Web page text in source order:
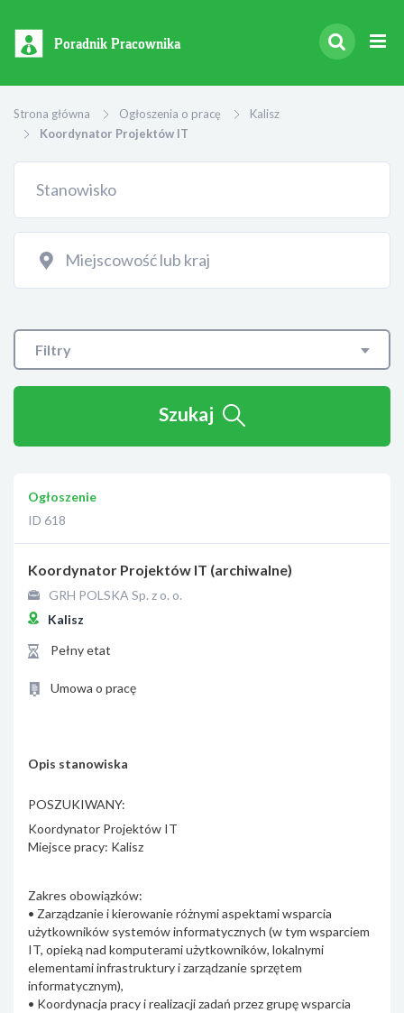
Poradnik Pracownika
Strona główna Ogłoszenia o pracę
Kalisz
Koordynator Projektów IT
Filtry
Szukaj
Ogłoszenie
ID 618
Koordynator Projektów IT (archiwalne)
GRH POLSKA Sp. z o. o.
Kalisz
Pełny etat
Umowa o pracę
Opis stanowiska
POSZUKIWANY:
Koordynator Projektów IT
Miejsce pracy: Kalisz
Zakres obowiązków:
• Zarządzanie i kierowanie różnymi aspektami wsparcia
użytkowników systemów informatycznych (w tym wsparciem
IT, opieką nad komputerami użytkowników, lokalnymi
elementami infrastruktury i zarządzanie sprzętem
informatycznym),
• Koordynacja pracy i realizacji zadań przez grupę wsparcia